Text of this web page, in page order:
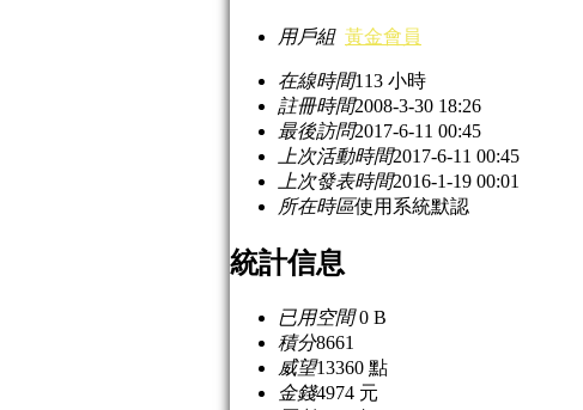
用戶組 黃金會員
在線時間113 小時
註冊時間2008-3-30 18:26
最後訪問2017-6-11 00:45
上次活動時間2017-6-11 00:45
上次發表時間2016-1-19 00:01
所在時區使用系統默認
統計信息
已用空間0 B
積分8661
威望13360 點
金錢4974 元